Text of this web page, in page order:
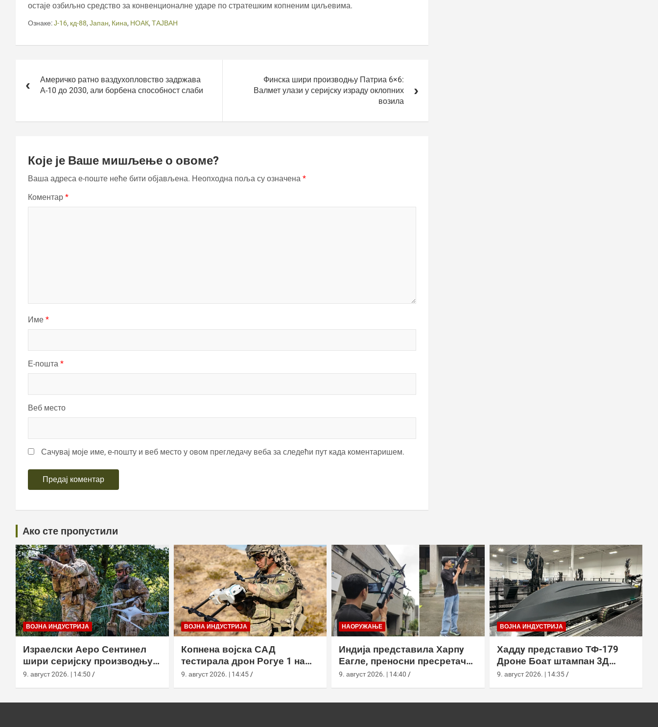
остаје озбиљно средство за конвенционалне ударе по стратешким копненим циљевима.
Ознаке:Ј-16, кд-88, Јапан, Кина, НОАК, ТАЈВАН
чланкаАмеричко ратно ваздухопловство задржава
А-10 до 2030, али борбена способност слаби
Финска шири производњу Патриа 6×6:
Валмет улази у серијску израду оклопних
возила
Које је Ваше мишљење о овоме?
Ваша адреса е-поште неће бити објављена. Неопходна поља су означена *
Коментар *
Име *
Е-пошта *
Веб место
Сачувај моје име, е-пошту и веб место у овом прегледачу веба за следећи пут када коментаришем.
Ако сте пропустили
ВОЈНА ИНДУСТРИЈА
Израелски Аеро Сентинел
шири серијску производњу
тактичких дронова и улази
9. август 2026. | 14:50
ВОЈНА ИНДУСТРИЈА
Копнена војска САД
тестирала дрон Рогуе 1 на
великој вежби у
9. август 2026. | 14:45
НАОРУЖАЊЕ
Индија представила Харпy
Еагле, преносни пресретач
дронова са АИ навођењем
9. август 2026. | 14:40
ВОЈНА ИНДУСТРИЈА
Хаддy представио ТФ-179
Дроне Боат штампан 3Д
технологијом
9. август 2026. | 14:35